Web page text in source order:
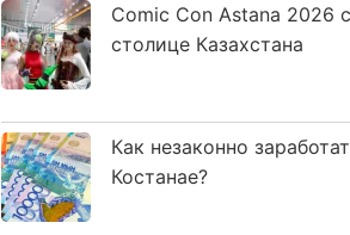
Comic Con Astana 2026
столице Казахстана
Как незаконно
Костанае?